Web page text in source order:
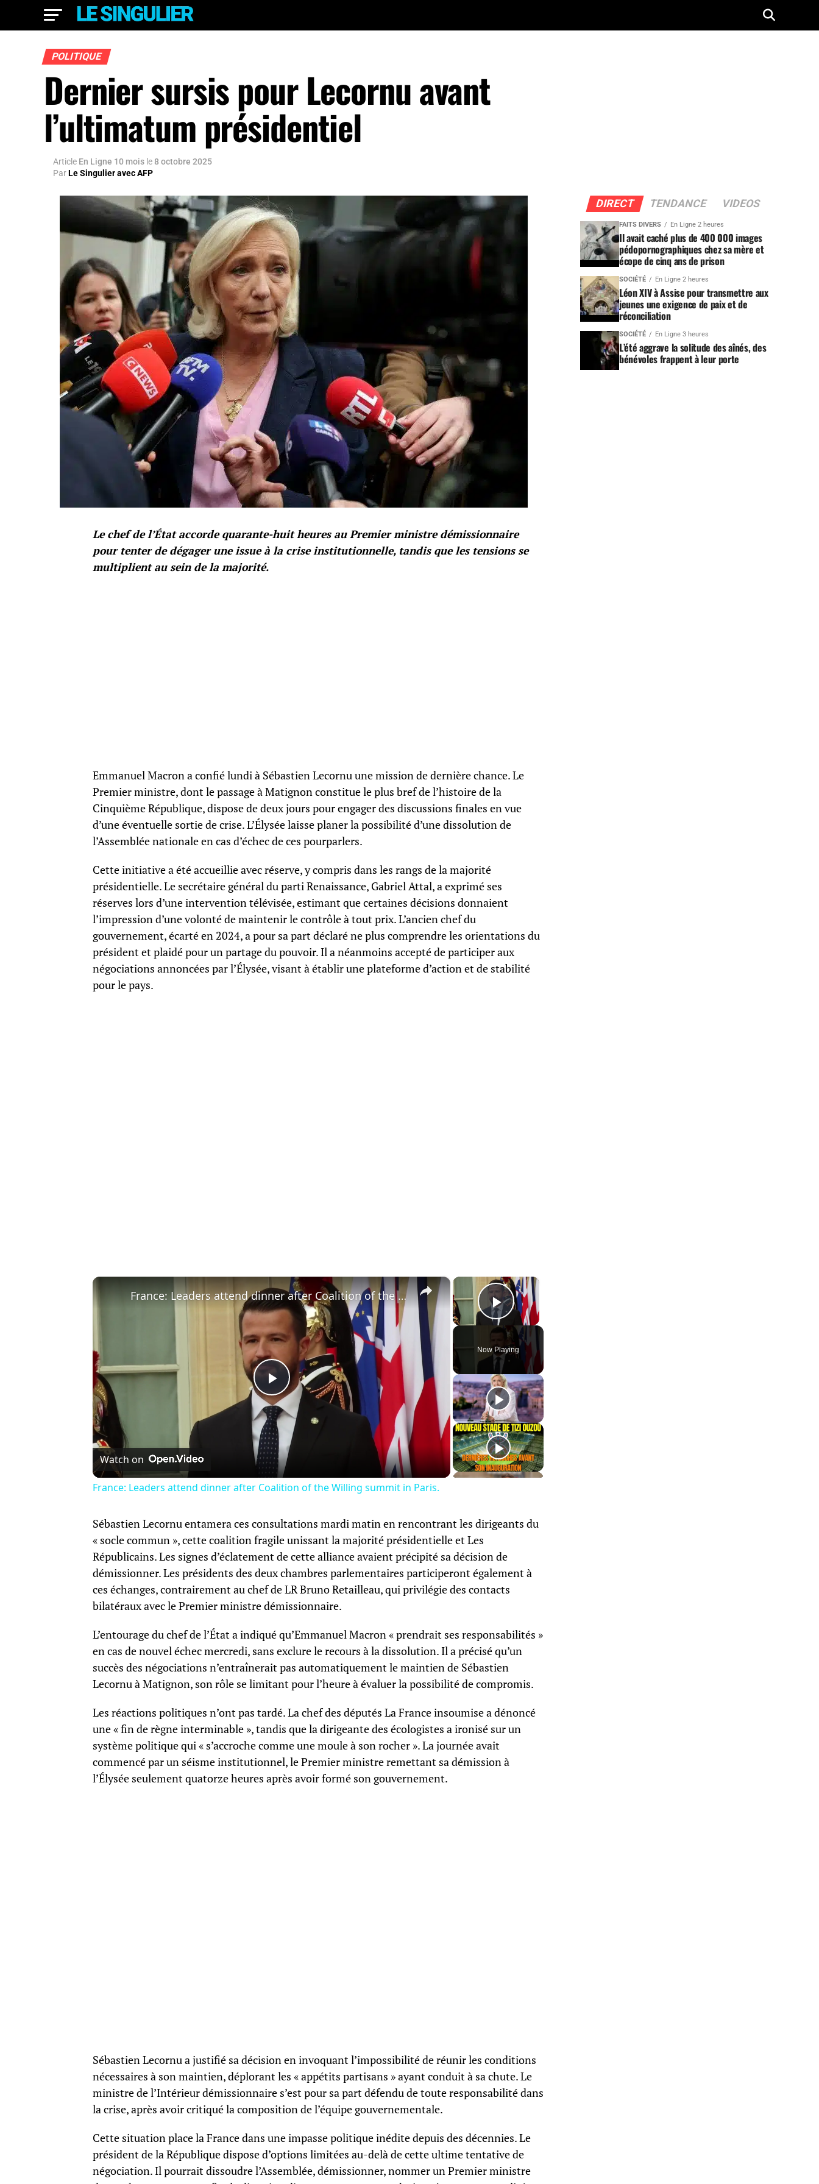
POLITIQUE
Dernier sursis pour Lecornu avant
l’ultimatum présidentiel
Article En Ligne 10 mois le8 octobre 2025
ParLe Singulier avec AFP
Le chef de l’État accorde quarante-huit heures au Premier ministre démissionnaire
pour tenter de dégager une issue à la crise institutionnelle, tandis que les tensions se
multiplient au sein de la majorité.
Emmanuel Macron a confié lundi à Sébastien Lecornu une mission de dernière chance. Le
Premier ministre, dont le passage à Matignon constitue le plus bref de l’histoire de la
Cinquième République, dispose de deux jours pour engager des discussions finales en vue
d’une éventuelle sortie de crise. L’Élysée laisse planer la possibilité d’une dissolution de
l’Assemblée nationale en cas d’échec de ces pourparlers.
Cette initiative a été accueillie avec réserve, y compris dans les rangs de la majorité
présidentielle. Le secrétaire général du parti Renaissance, Gabriel Attal, a exprimé ses
réserves lors d’une intervention télévisée, estimant que certaines décisions donnaient
l’impression d’une volonté de maintenir le contrôle à tout prix. L’ancien chef du
gouvernement, écarté en 2024, a pour sa part déclaré ne plus comprendre les orientations du
président et plaidé pour un partage du pouvoir. Il a néanmoins accepté de participer aux
négociations annoncées par l’Élysée, visant à établir une plateforme d’action et de stabilité
pour le pays.
×
Play Video
Now Playing
×
Play
Video
France: Leaders attend dinner after Coalition of the Willing summit in Paris.
Watch on
France: Leaders attend dinner after Coalition of the Willing summit in Paris.
Sébastien Lecornu entamera ces consultations mardi matin en rencontrant les dirigeants du
« socle commun », cette coalition fragile unissant la majorité présidentielle et Les
Républicains. Les signes d’éclatement de cette alliance avaient précipité sa décision de
démissionner. Les présidents des deux chambres parlementaires participeront également à
ces échanges, contrairement au chef de LR Bruno Retailleau, qui privilégie des contacts
bilatéraux avec le Premier ministre démissionnaire.
L’entourage du chef de l’État a indiqué qu’Emmanuel Macron « prendrait ses responsabilités »
en cas de nouvel échec mercredi, sans exclure le recours à la dissolution. Il a précisé qu’un
succès des négociations n’entraînerait pas automatiquement le maintien de Sébastien
Lecornu à Matignon, son rôle se limitant pour l’heure à évaluer la possibilité de compromis.
Les réactions politiques n’ont pas tardé. La chef des députés La France insoumise a dénoncé
une « fin de règne interminable », tandis que la dirigeante des écologistes a ironisé sur un
système politique qui « s’accroche comme une moule à son rocher ». La journée avait
commencé par un séisme institutionnel, le Premier ministre remettant sa démission à
l’Élysée seulement quatorze heures après avoir formé son gouvernement.
Sébastien Lecornu a justifié sa décision en invoquant l’impossibilité de réunir les conditions
nécessaires à son maintien, déplorant les « appétits partisans » ayant conduit à sa chute. Le
ministre de l’Intérieur démissionnaire s’est pour sa part défendu de toute responsabilité dans
la crise, après avoir critiqué la composition de l’équipe gouvernementale.
Cette situation place la France dans une impasse politique inédite depuis des décennies. Le
président de la République dispose d’options limitées au-delà de cette ultime tentative de
négociation. Il pourrait dissoudre l’Assemblée, démissionner, nommer un Premier ministre
DIRECT TENDANCE VIDEOS
FAITS DIVERS En Ligne 2 heures
Il avait caché plus de 400 000 images
pédopornographiques chez sa mère et
écope de cinq ans de prison
SOCIÉTÉ En Ligne 2 heures
Léon XIV à Assise pour transmettre aux
jeunes une exigence de paix et de
réconciliation
SOCIÉTÉ En Ligne 3 heures
L’été aggrave la solitude des aînés, des
bénévoles frappent à leur porte